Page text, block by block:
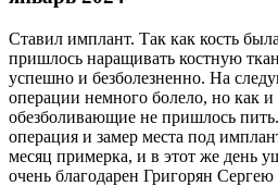
Ставил имплант. Так как кость
пришлось наращивать костную
успешно и безболезненно. На
операции немного болело, но как
обезболивающие не пришлось
операция и замер места под
месяц примерка, и в этот же день
очень благодарен Григорян